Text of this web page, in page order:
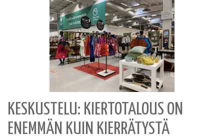
KESKUSTELU: KIERTOTALOUS ON
ENEMMÄN KUIN KIERRÄTYSTÄ